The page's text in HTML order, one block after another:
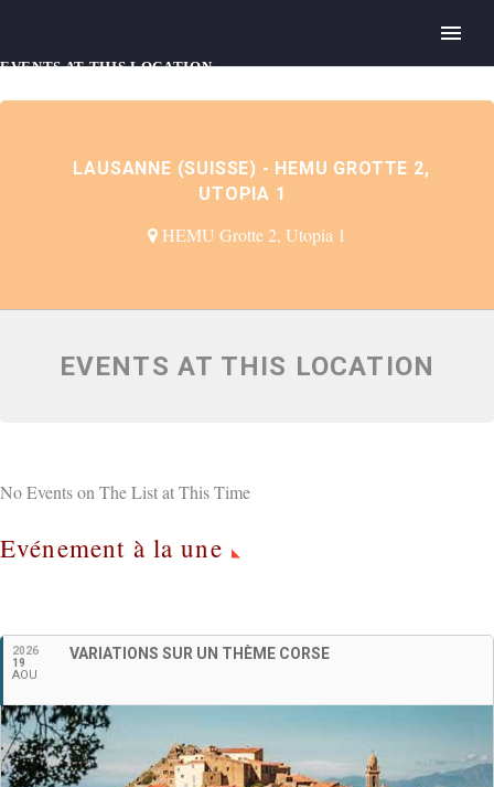
Français
EVENTS AT THIS LOCATION
LAUSANNE (SUISSE) - HEMU GROTTE 2,
UTOPIA 1
HEMU Grotte 2, Utopia 1
EVENTS AT THIS LOCATION
No Events on The List at This Time
Evénement à la une
2026
19
AOU
VARIATIONS SUR UN THÈME CORSE